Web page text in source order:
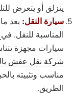
ينزلق أو يتعرض
سيارة النقل: بعد
المناسبة للنقل. في
سيارات مجهزة
شركة نقل عفش
مناسب وتثبيته
الطريق.